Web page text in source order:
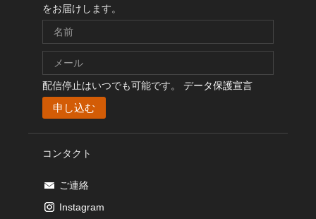
をお届けします。
配信停止はいつでも可能です。 データ保護宣言
コンタクト
ご連絡
Instagram